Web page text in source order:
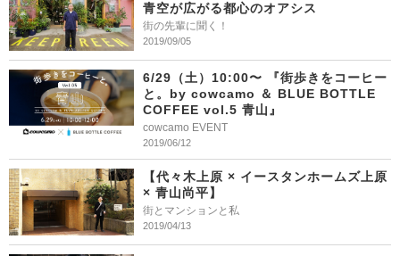
街の先輩に聞く！
青空が広がる都心のオアシス
2019/09/05
cowcamo EVENT
6/29（土）10:00〜 『街歩きをコーヒー
と。by cowcamo ＆ BLUE BOTTLE
COFFEE vol.5 青山』
2019/06/12
街とマンションと私
【代々木上原 × イースタンホームズ上原
× 青山尚平】
2019/04/13